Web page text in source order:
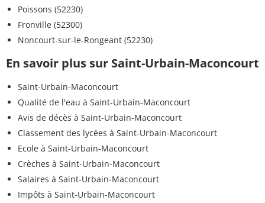
Poissons (52230)
Fronville (52300)
Noncourt-sur-le-Rongeant (52230)
En savoir plus sur Saint-Urbain-Maconcourt
Saint-Urbain-Maconcourt
Qualité de l'eau à Saint-Urbain-Maconcourt
Avis de décès à Saint-Urbain-Maconcourt
Classement des lycées à Saint-Urbain-Maconcourt
Ecole à Saint-Urbain-Maconcourt
Crèches à Saint-Urbain-Maconcourt
Salaires à Saint-Urbain-Maconcourt
Impôts à Saint-Urbain-Maconcourt